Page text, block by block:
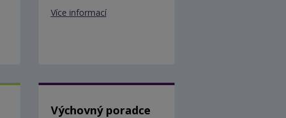
Více informací
Výchovný poradce